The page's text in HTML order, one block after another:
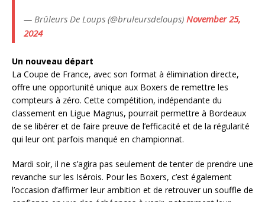
— Brûleurs De Loups (@bruleursdeloups) November 25,
2024
Un nouveau départ
La Coupe de France, avec son format à élimination directe,
offre une opportunité unique aux Boxers de remettre les
compteurs à zéro. Cette compétition, indépendante du
classement en Ligue Magnus, pourrait permettre à Bordeaux
de se libérer et de faire preuve de l’efficacité et de la régularité
qui leur ont parfois manqué en championnat.
Mardi soir, il ne s’agira pas seulement de tenter de prendre une
revanche sur les Isérois. Pour les Boxers, c’est également
l’occasion d’affirmer leur ambition et de retrouver un souffle de